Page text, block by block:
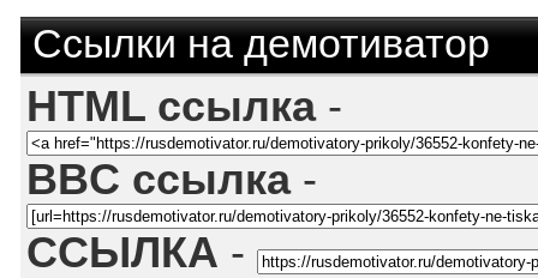
Ссылки на демотиватор
HTML ссылка-
BBC ссылка-
ССЫЛКА -